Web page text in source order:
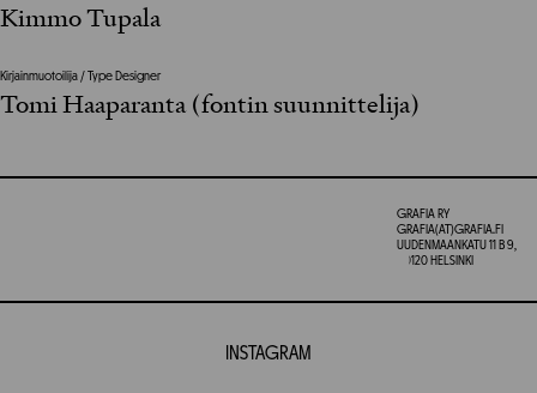
Kimmo Tupala
Kirjainmuotoilija / Type Designer
Tomi Haaparanta (fontin suunnittelija)
GRAFIA RY
GRAFIA(AT)GRAFIA.FI
UUDENMAANKATU 11 B 9,
00120 HELSINKI
INSTAGRAM